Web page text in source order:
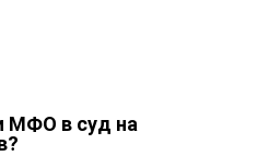
МФО в суд на